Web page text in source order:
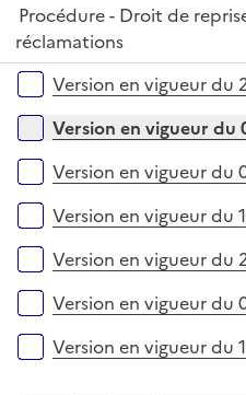
r
e
r
p
l
e
r
Procédure - Droit de
réclamations
Versions sur la période
Version en vigueur du
Version en vigueur du
Version en vigueur du
Version en vigueur du
Version en vigueur du
Version en vigueur du
Version en vigueur du